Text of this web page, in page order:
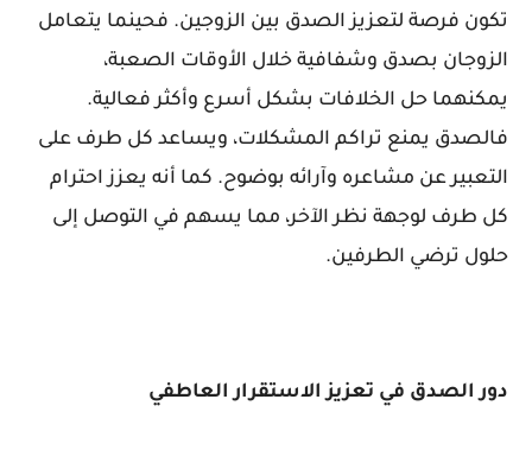
تكون فرصة لتعزيز الصدق بين الزوجين. فحينما يتعامل
الزوجان بصدق وشفافية خلال الأوقات الصعبة،
يمكنهما حل الخلافات بشكل أسرع وأكثر فعالية.
فالصدق يمنع تراكم المشكلات، ويساعد كل طرف على
التعبير عن مشاعره وآرائه بوضوح. كما أنه يعزز احترام
كل طرف لوجهة نظر الآخر، مما يسهم في التوصل إلى
حلول ترضي الطرفين.
دور الصدق في تعزيز الاستقرار العاطفي